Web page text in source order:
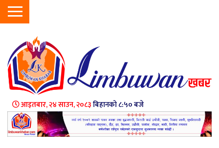
आइतबार, २४ साउन, २०८३बिहानको ८:५० बजे